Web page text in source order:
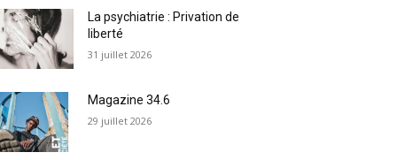
La psychiatrie : Privation de
liberté
31 juillet 2026
Magazine 34.6
29 juillet 2026